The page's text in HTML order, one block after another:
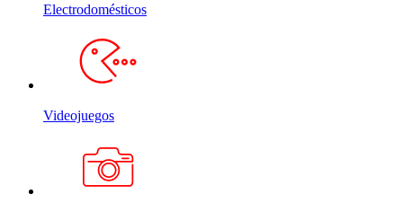
Electrodomésticos
Videojuegos